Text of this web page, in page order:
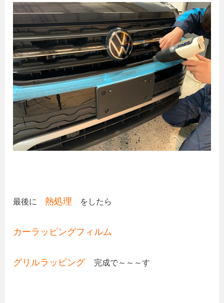
最後に 熱処理 をしたら
カーラッピングフィルム
グリルラッピング 完成で～～～す